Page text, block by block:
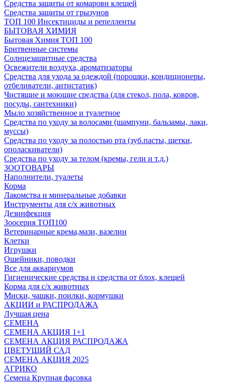
Средства защиты от комарови клещей
Средства защиты от грызунов
ТОП 100 Инсектициды и репелленты
БЫТОВАЯ ХИМИЯ
Бытовая Химия ТОП 100
Бритвенные системы
Солнцезащитные средства
Освежители воздуха, ароматизаторы
Средства для ухода за одеждой (порошки, кондиционеры,
отбеливатели, антистатик)
Чистящие и моющие средства (для стекол, пола, ковров,
посуды, сантехники)
Мыло хозяйственное и туалетное
Средства по уходу за волосами (шампуни, бальзамы, лаки,
муссы)
Средства по уходу за полостью рта (зуб.пасты, щетки,
ополаскиватели)
Средства по уходу за телом (кремы, гели и т.д.)
ЗООТОВАРЫ
Наполнители, туалеты
Корма
Лакомства и минеральные добавки
Инструменты для с/х животных
Дезинфекция
Зоосерия ТОП100
Ветеринарные крема,мази, вазелин
Клетки
Игрушки
Ошейники, поводки
Все для аквариумов
Гигиенические средства и средства от блох, клещей
Корма для с/х животных
Миски, чашки, поилки, кормушки
АКЦИИ и РАСПРОДАЖА
Лучшая цена
СЕМЕНА
СЕМЕНА АКЦИЯ 1+1
СЕМЕНА АКЦИЯ РАСПРОДАЖА
ЦВЕТУЩИЙ САД
СЕМЕНА АКЦИЯ 2025
АГРИКО
Семена Крупная фасовка